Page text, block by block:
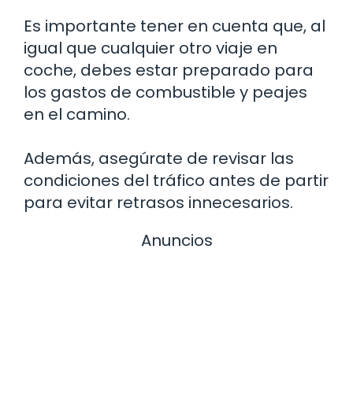
Es importante tener en cuenta que, al
igual que cualquier otro viaje en
coche, debes estar preparado para
los gastos de combustible y peajes
en el camino.
Además, asegúrate de revisar las
condiciones del tráfico antes de partir
para evitar retrasos innecesarios.
Anuncios